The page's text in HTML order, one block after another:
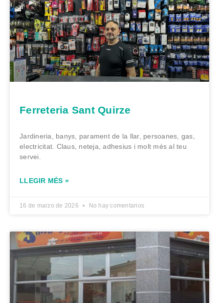
Ferreteria Sant Quirze
Jardineria, banys, parament de la llar, persoanes, gas,
electricitat. Claus, neteja, adhesius i molt més al teu
servei.
LLEGIR MÉS »
16 de marzo de 2026 No hay comentarios